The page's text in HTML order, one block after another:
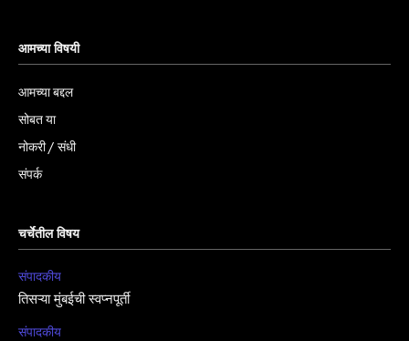
आमच्या विषयी
आमच्या बद्दल
सोबत या
नोकरी / संधी
संपर्क
चर्चेतील विषय
संपादकीय
तिसऱ्या मुंबईची स्वप्नपूर्ती
संपादकीय